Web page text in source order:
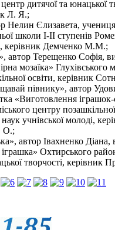
дитячої та юнацької
Л. Я.;
Нелин Єлизавета, учениця
школи І-ІІ ступенів
керівник Демченко М.М.;
автор Терещенко Софія,
мозаїка» Глухівського
освіти, керівник
півнику», автор
«Виготовлення іграшок-
центру
учнівської молоді,
О.;
автор Івахненко Діана,
Охтирського
творчості, керівник